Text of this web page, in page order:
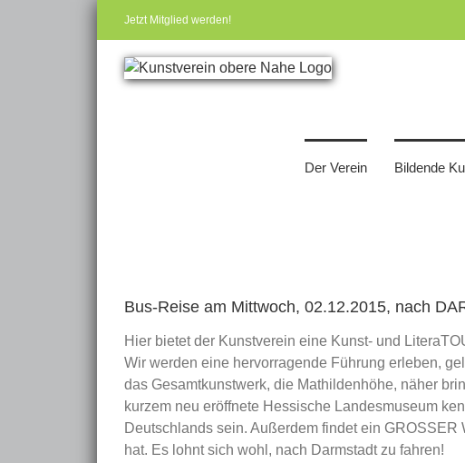
Jetzt Mitglied werden!
Der Verein Bildende
grösseres
Bus-Reise am Mittwoch, 02.12.2015, nach
Hier bietet der Kunstverein eine Kunst- und
Wir werden eine hervorragende Führung erleben,
das Gesamtkunstwerk, die Mathildenhöhe, näher
kurzem neu eröffnete Hessische Landesmuseum
Deutschlands sein. Außerdem findet ein
hat. Es lohnt sich wohl, nach Darmstadt zu fahren!